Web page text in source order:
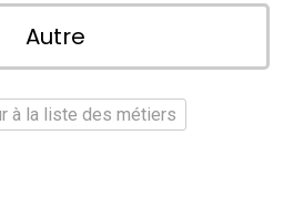
Autre
à la liste des métiers